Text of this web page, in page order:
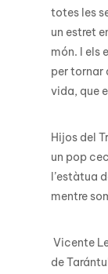
totes les
un estret
món. I els
per tornar
vida, que
Hijos del
un pop
l’estàtua
mentre
Vicente
de